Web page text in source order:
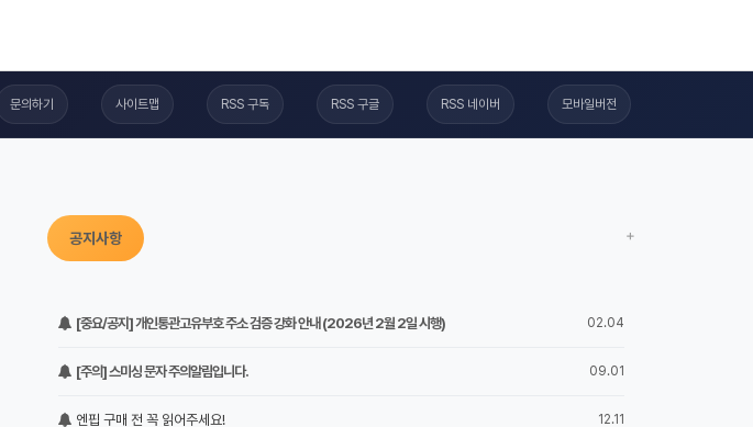
문의하기 사이트맵 RSS 구독 RSS 구글 RSS 네이버 모바일버전
+
공지사항
02.04
[중요/공지] 개인통관고유부호 주소 검증 강화 안내 (2026년 2월 2일 시행)
09.01
[주의] 스미싱 문자 주의알림입니다.
12.11
엔핍 구매 전 꼭 읽어주세요!